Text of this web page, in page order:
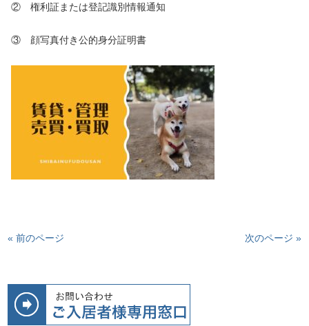
② 権利証または登記識別情報通知
③ 顔写真付き公的身分証明書
« 前のページ 次のページ »